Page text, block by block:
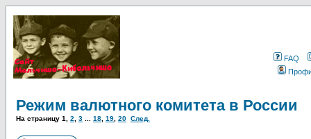
FAQ
Режим валютного комитета в России
На страницу 1 2 3 18 19 20 След.